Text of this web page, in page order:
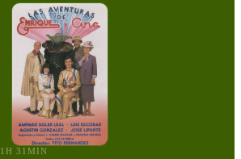
1H 31MIN